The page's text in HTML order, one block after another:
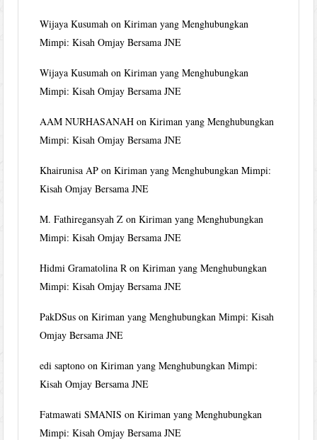
Wijaya Kusumah onKiriman yang Menghubungkan
Mimpi: Kisah Omjay Bersama JNE
Wijaya Kusumah onKiriman yang Menghubungkan
Mimpi: Kisah Omjay Bersama JNE
AAM NURHASANAH onKiriman yang Menghubungkan
Mimpi: Kisah Omjay Bersama JNE
Khairunisa AP onKiriman yang Menghubungkan Mimpi:
Kisah Omjay Bersama JNE
M. Fathiregansyah Z onKiriman yang Menghubungkan
Mimpi: Kisah Omjay Bersama JNE
Hidmi Gramatolina R onKiriman yang Menghubungkan
Mimpi: Kisah Omjay Bersama JNE
PakDSus onKiriman yang Menghubungkan Mimpi: Kisah
Omjay Bersama JNE
edi saptono onKiriman yang Menghubungkan Mimpi:
Kisah Omjay Bersama JNE
Fatmawati SMANIS onKiriman yang Menghubungkan
Mimpi: Kisah Omjay Bersama JNE